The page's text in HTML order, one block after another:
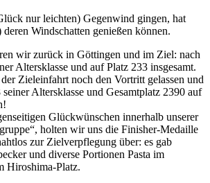
nur leichten) Gegenwind gingen, hat
Windschatten genießen können.
wir zurück in Göttingen und im Ziel: nach
Altersklasse und auf Platz 233 insgesamt.
Zieleinfahrt noch den Vortritt gelassen und
Altersklasse und Gesamtplatz 2390 auf
Glückwünschen innerhalb unserer
holten wir uns die Finisher-Medaille
zur Zielverpflegung über: es gab
und diverse Portionen Pasta im
Hiroshima-Platz.